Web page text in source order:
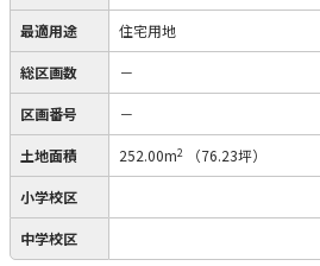
最適用途 住宅用地
総区画数 －
区画番号 －
土地面積 252.00m2 （76.23坪）
小学校区
中学校区